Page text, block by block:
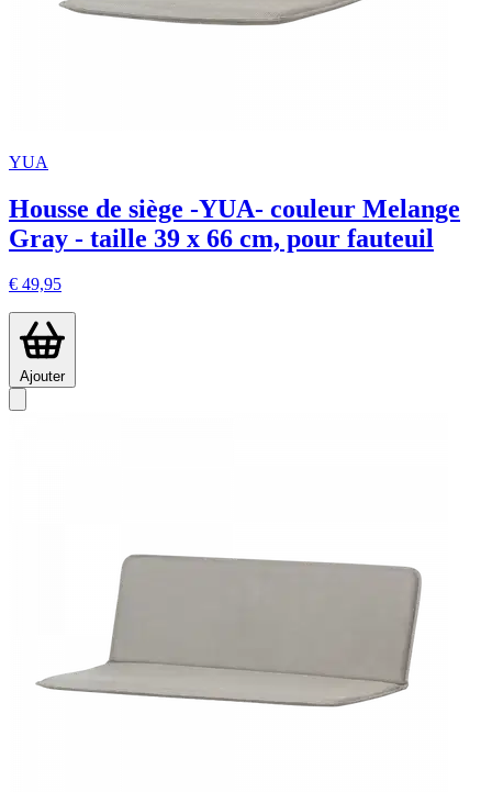
YUA
Housse de siège -YUA- couleur Melange
Gray - taille 39 x 66 cm, pour fauteuil
€ 49,95
Ajouter